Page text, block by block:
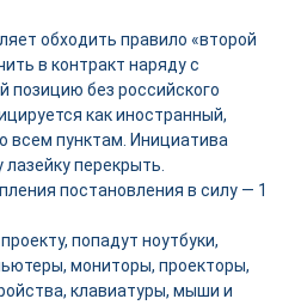
обходить правило «второй
в контракт наряду с
позицию без российского
как иностранный,
всем пунктам. Инициатива
перекрыть.
постановления в силу — 1
попадут ноутбуки,
мониторы, проекторы,
клавиатуры, мыши и